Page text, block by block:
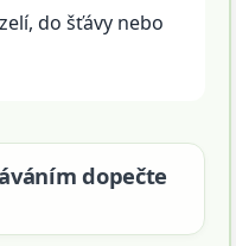
do šťávy nebo
dopečte